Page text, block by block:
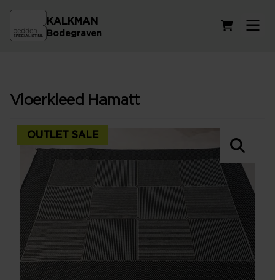
KALKMAN
Bodegraven
Vloerkleed Hamatt
OUTLET SALE